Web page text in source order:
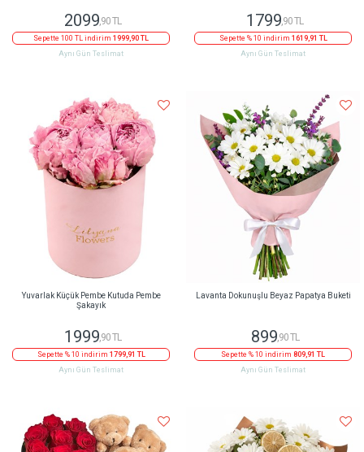
2099,90 TL
Sepette 100 TL indirim 1999,90 TL
Aynı Gün Teslimat
1799,90 TL
Sepette % 10 indirim 1619,91 TL
Aynı Gün Teslimat
Yuvarlak Küçük Pembe Kutuda Pembe
Şakayık
1999 ,90 TL
Sepette % 10 indirim 1799,91 TL
Aynı Gün Teslimat
Lavanta Dokunuşlu Beyaz Papatya Buketi
899,90 TL
Sepette % 10 indirim 809,91 TL
Aynı Gün Teslimat